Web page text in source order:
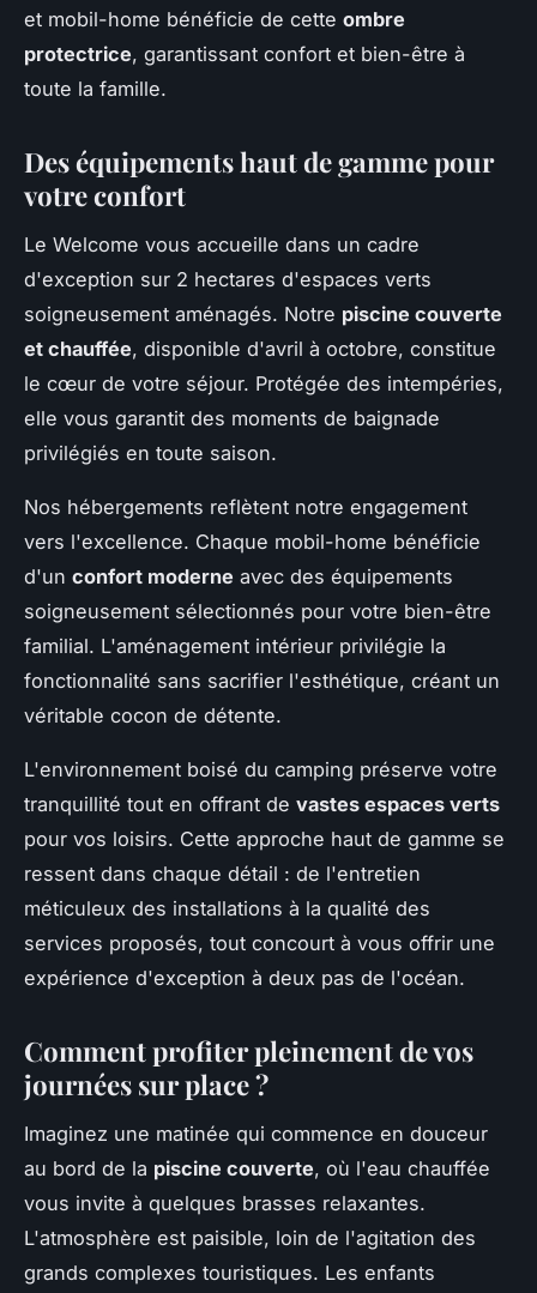
et mobil-home bénéficie de cette ombre
protectrice, garantissant confort et bien-être à
toute la famille.
Des équipements haut de gamme pour
votre confort
Le Welcome vous accueille dans un cadre
d'exception sur 2 hectares d'espaces verts
soigneusement aménagés. Notre piscine couverte
et chauffée, disponible d'avril à octobre, constitue
le cœur de votre séjour. Protégée des intempéries,
elle vous garantit des moments de baignade
privilégiés en toute saison.
Nos hébergements reflètent notre engagement
vers l'excellence. Chaque mobil-home bénéficie
d'un confort moderne avec des équipements
soigneusement sélectionnés pour votre bien-être
familial. L'aménagement intérieur privilégie la
fonctionnalité sans sacrifier l'esthétique, créant un
véritable cocon de détente.
L'environnement boisé du camping préserve votre
tranquillité tout en offrant de vastes espaces verts
pour vos loisirs. Cette approche haut de gamme se
ressent dans chaque détail : de l'entretien
méticuleux des installations à la qualité des
services proposés, tout concourt à vous offrir une
expérience d'exception à deux pas de l'océan.
Comment profiter pleinement de vos
journées sur place ?
Imaginez une matinée qui commence en douceur
au bord de la piscine couverte, où l'eau chauffée
vous invite à quelques brasses relaxantes.
L'atmosphère est paisible, loin de l'agitation des
grands complexes touristiques. Les enfants